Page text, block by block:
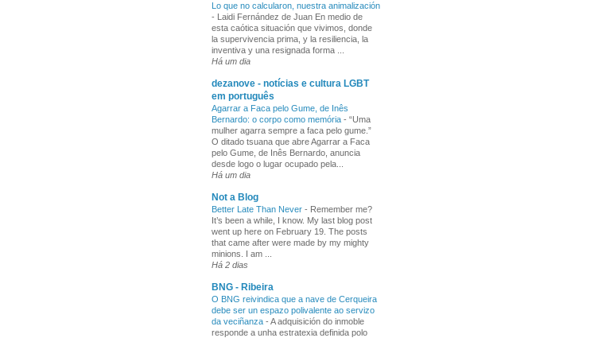
Lo que no calcularon, nuestra animalización
- Laidi Fernández de Juan En medio de
esta caótica situación que vivimos, donde
la supervivencia prima, y la resiliencia, la
inventiva y una resignada forma ...
Há um dia
dezanove - notícias e cultura LGBT
em português
Agarrar a Faca pelo Gume, de Inês
Bernardo: o corpo como memória - “Uma
mulher agarra sempre a faca pelo gume.”
O ditado tsuana que abre Agarrar a Faca
pelo Gume, de Inês Bernardo, anuncia
desde logo o lugar ocupado pela...
Há um dia
Not a Blog
Better Late Than Never - Remember me?
It’s been a while, I know. My last blog post
went up here on February 19. The posts
that came after were made by my mighty
minions. I am ...
Há 2 dias
BNG - Ribeira
O BNG reivindica que a nave de Cerqueira
debe ser un espazo polivalente ao servizo
da veciñanza - A adquisición do inmoble
responde a unha estratexia definida polo